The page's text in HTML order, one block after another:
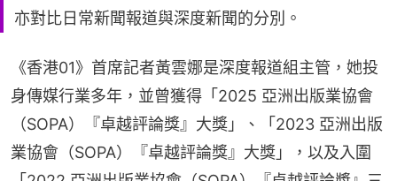
亦對比日常新聞報道與深度新聞的分別。
《香港01》首席記者黃雲娜是深度報道組主管，她投
身傳媒行業多年，並曾獲得「2025 亞洲出版業協會
（SOPA）『卓越評論獎』大獎」、「2023 亞洲出版
業協會（SOPA）『卓越評論獎』大獎」，以及入圍